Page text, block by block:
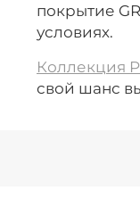
покрытие
условиях.
Коллекция
свой шанс